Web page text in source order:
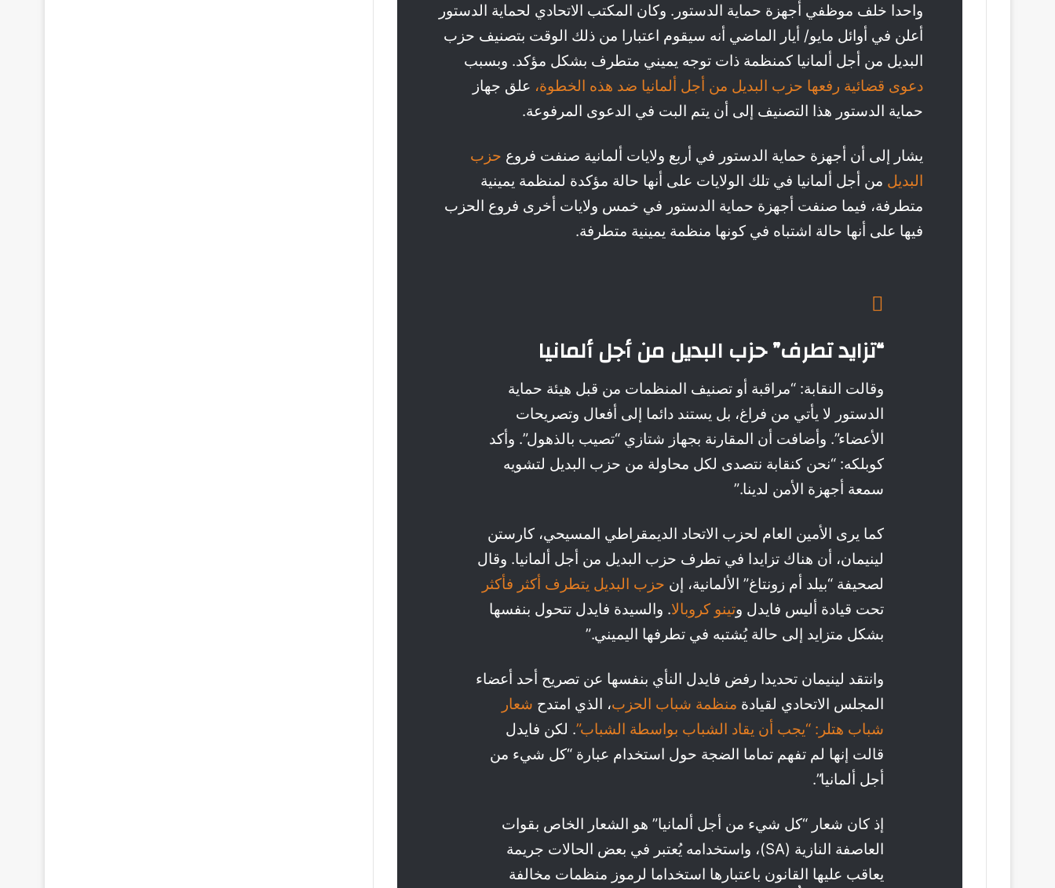
واحدا خلف موظفي أجهزة حماية الدستور. وكان المكتب الاتحادي لحماية الدستور
أعلن في أوائل مايو/ أيار الماضي أنه سيقوم اعتبارا من ذلك الوقت بتصنيف حزب
البديل من أجل ألمانيا كمنظمة ذات توجه يميني متطرف بشكل مؤكد. وبسبب
دعوى قضائية رفعها حزب البديل من أجل ألمانيا ضد هذه الخطوة، علق جهاز
حماية الدستور هذا التصنيف إلى أن يتم البت في الدعوى المرفوعة.
يشار إلى أن أجهزة حماية الدستور في أربع ولايات ألمانية صنفت فروع حزب
البديل من أجل ألمانيا في تلك الولايات على أنها حالة مؤكدة لمنظمة يمينية
متطرفة، فيما صنفت أجهزة حماية الدستور في خمس ولايات أخرى فروع الحزب
فيها على أنها حالة اشتباه في كونها منظمة يمينية متطرفة.
“تزايد تطرف” حزب البديل من أجل ألمانيا
وقالت النقابة: “مراقبة أو تصنيف المنظمات من قبل هيئة حماية
الدستور لا يأتي من فراغ، بل يستند دائما إلى أفعال وتصريحات
الأعضاء”. وأضافت أن المقارنة بجهاز شتازي “تصيب بالذهول”. وأكد
كوبلكه: “نحن كنقابة نتصدى لكل محاولة من حزب البديل لتشويه
سمعة أجهزة الأمن لدينا.”
كما يرى الأمين العام لحزب الاتحاد الديمقراطي المسيحي، كارستن
لينيمان، أن هناك تزايدا في تطرف حزب البديل من أجل ألمانيا. وقال
لصحيفة “بيلد أم زونتاغ” الألمانية، إن حزب البديل يتطرف أكثر فأكثر
تحت قيادة أليس فايدل وتينو كروبالا. والسيدة فايدل تتحول بنفسها
بشكل متزايد إلى حالة يُشتبه في تطرفها اليميني.”
وانتقد لينيمان تحديدا رفض فايدل النأي بنفسها عن تصريح أحد أعضاء
المجلس الاتحادي لقيادة منظمة شباب الحزب، الذي امتدح شعار
شباب هتلر: “يجب أن يقاد الشباب بواسطة الشباب”. لكن فايدل
قالت إنها لم تفهم تماما الضجة حول استخدام عبارة “كل شيء من
أجل ألمانيا”.
إذ كان شعار “كل شيء من أجل ألمانيا” هو الشعار الخاص بقوات
العاصفة النازية (SA)، واستخدامه يُعتبر في بعض الحالات جريمة
يعاقب عليها القانون باعتبارها استخداما لرموز منظمات مخالفة